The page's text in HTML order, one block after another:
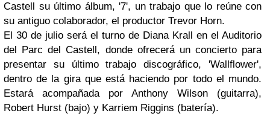
Castell su último álbum, '7', un trabajo que lo reúne con
su antiguo colaborador, el productor Trevor Horn.
El 30 de julio será el turno de Diana Krall en el Auditorio
del Parc del Castell, donde ofrecerá un concierto para
presentar su último trabajo discográfico, 'Wallflower',
dentro de la gira que está haciendo por todo el mundo.
Estará acompañada por Anthony Wilson (guitarra),
Robert Hurst (bajo) y Karriem Riggins (batería).